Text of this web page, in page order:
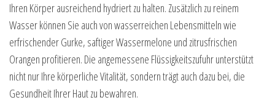
Ihren Körper ausreichend hydriert zu halten. Zusätzlich zu reinem
Wasser können Sie auch von wasserreichen Lebensmitteln wie
erfrischender Gurke, saftiger Wassermelone und zitrusfrischen
Orangen profitieren. Die angemessene Flüssigkeitszufuhr unterstützt
nicht nur Ihre körperliche Vitalität, sondern trägt auch dazu bei, die
Gesundheit Ihrer Haut zu bewahren.